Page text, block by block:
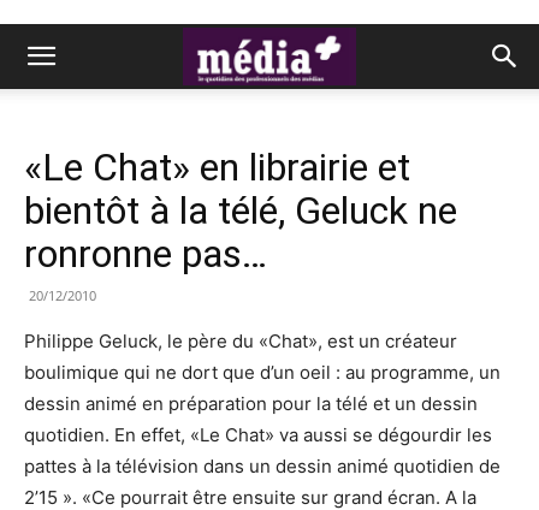
«Le Chat» en librairie et
bientôt à la télé, Geluck ne
ronronne pas…
20/12/2010
Philippe Geluck, le père du «Chat», est un créateur
boulimique qui ne dort que d’un oeil : au programme, un
dessin animé en préparation pour la télé et un dessin
quotidien. En effet, «Le Chat» va aussi se dégourdir les
pattes à la télévision dans un dessin animé quotidien de
2’15 ». «Ce pourrait être ensuite sur grand écran. A la